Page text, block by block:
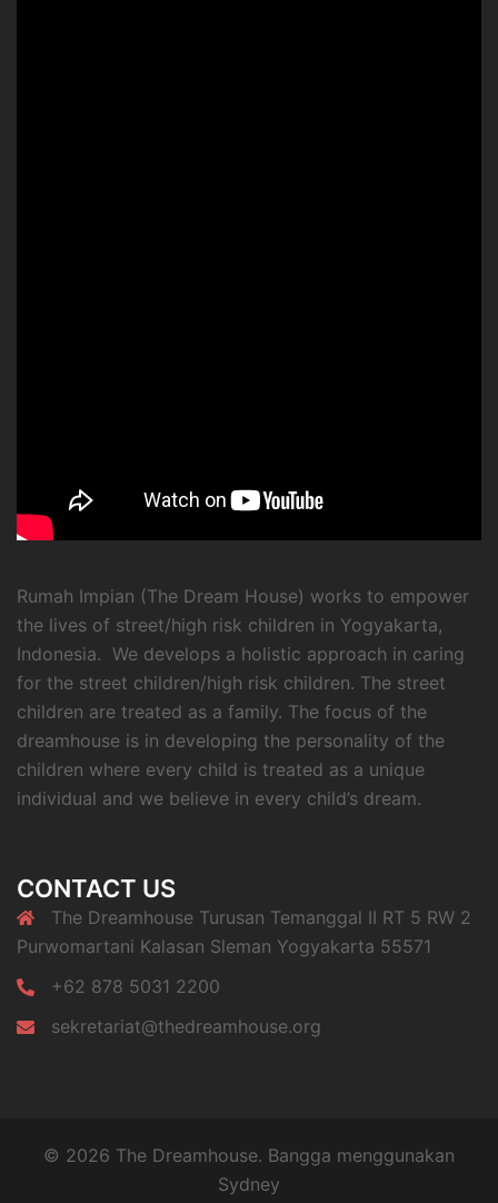
Rumah Impian (The Dream House) works to empower
the lives of street/high risk children in Yogyakarta,
Indonesia. We develops a holistic approach in caring
for the street children/high risk children. The street
children are treated as a family. The focus of the
dreamhouse is in developing the personality of the
children where every child is treated as a unique
individual and we believe in every child’s dream.
CONTACT US
The Dreamhouse Turusan Temanggal II RT 5 RW 2
Purwomartani Kalasan Sleman Yogyakarta 55571
+62 878 5031 2200
sekretariat@thedreamhouse.org
© 2026 The Dreamhouse. Bangga menggunakan
Sydney